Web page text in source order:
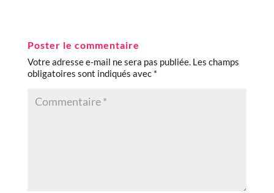
Poster le commentaire
Votre adresse e-mail ne sera pas publiée. Les champs
obligatoires sont indiqués avec *